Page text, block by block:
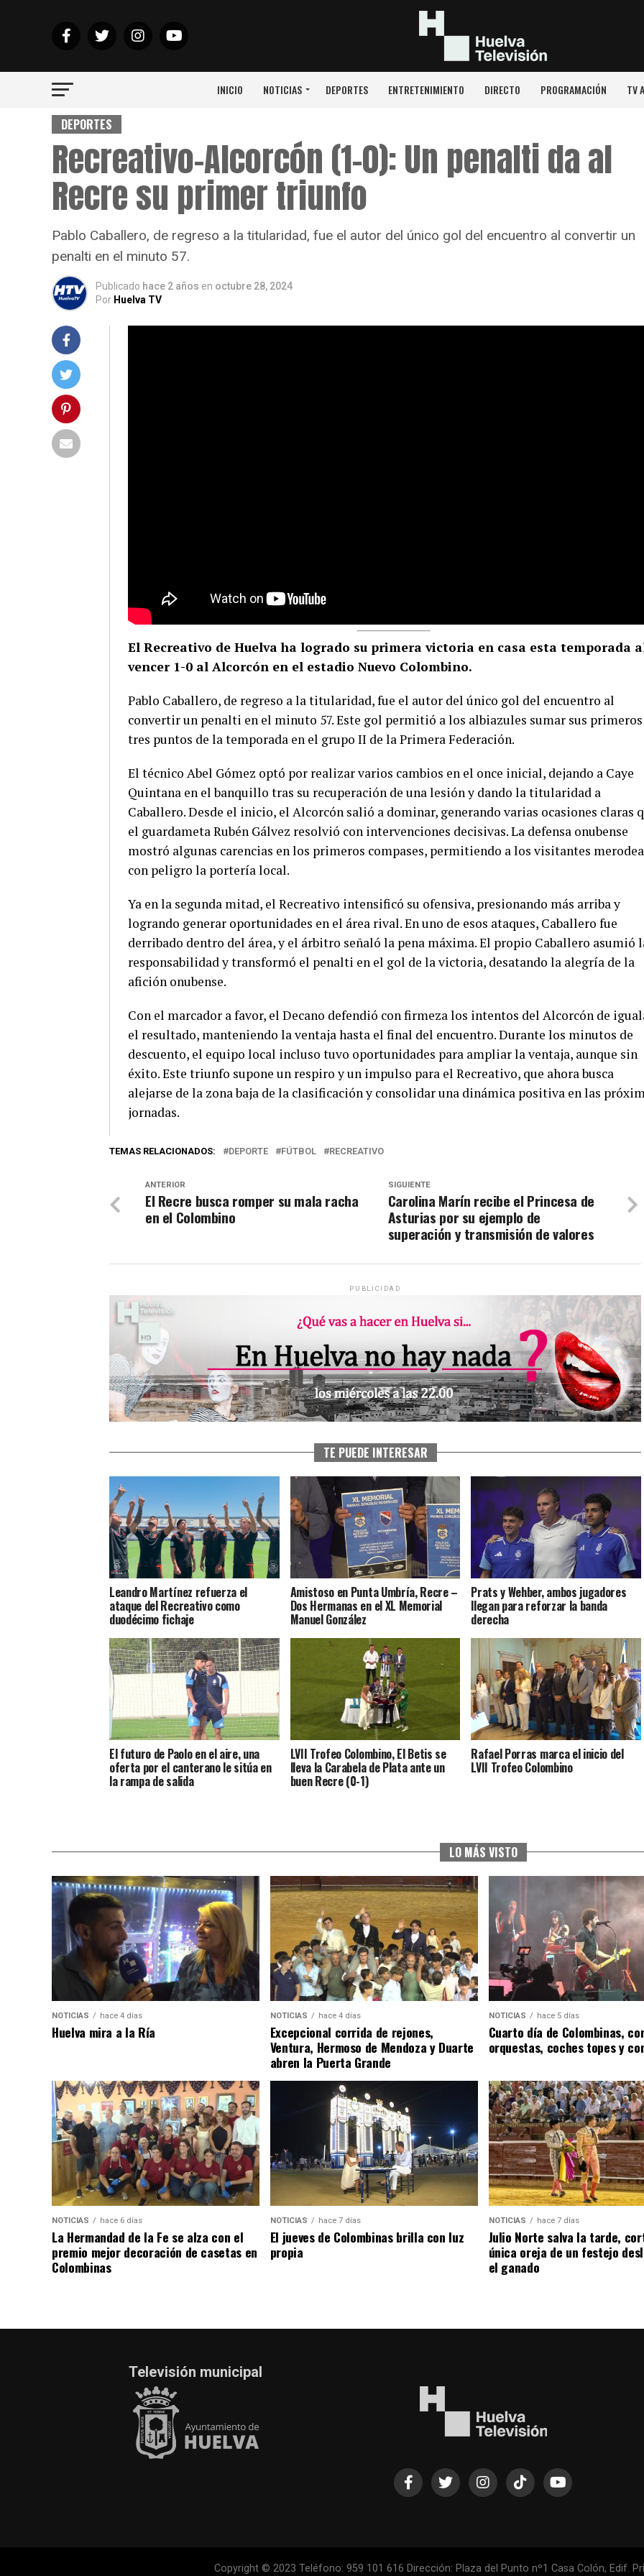
INICIO NOTICIAS DEPORTES ENTRETENIMIENTO DIRECTO PROGRAMACIÓN TV
DEPORTES
Recreativo-Alcorcón (1-0): Un penalti da al
Recre su primer triunfo
Pablo Caballero, de regreso a la titularidad, fue el autor del único gol del encuentro al convertir un
penalti en el minuto 57.
Publicado hace 2 años en octubre 28, 2024
Por Huelva TV
El Recreativo de Huelva ha logrado su primera victoria en casa esta temporada
vencer 1-0 al Alcorcón en el estadio Nuevo Colombino.
Pablo Caballero, de regreso a la titularidad, fue el autor del único gol del encuentro al
convertir un penalti en el minuto 57. Este gol permitió a los albiazules sumar sus primeros
tres puntos de la temporada en el grupo II de la Primera Federación.
El técnico Abel Gómez optó por realizar varios cambios en el once inicial, dejando a Caye
Quintana en el banquillo tras su recuperación de una lesión y dando la titularidad a
Caballero. Desde el inicio, el Alcorcón salió a dominar, generando varias ocasiones claras
el guardameta Rubén Gálvez resolvió con intervenciones decisivas. La defensa onubense
mostró algunas carencias en los primeros compases, permitiendo a los visitantes
con peligro la portería local.
Ya en la segunda mitad, el Recreativo intensificó su ofensiva, presionando más arriba y
logrando generar oportunidades en el área rival. En uno de esos ataques, Caballero fue
derribado dentro del área, y el árbitro señaló la pena máxima. El propio Caballero asumió
responsabilidad y transformó el penalti en el gol de la victoria, desatando la alegría de la
afición onubense.
Con el marcador a favor, el Decano defendió con firmeza los intentos del Alcorcón de
el resultado, manteniendo la ventaja hasta el final del encuentro. Durante los minutos de
descuento, el equipo local incluso tuvo oportunidades para ampliar la ventaja, aunque sin
éxito. Este triunfo supone un respiro y un impulso para el Recreativo, que ahora busca
alejarse de la zona baja de la clasificación y consolidar una dinámica positiva en las
jornadas.
TEMAS RELACIONADOS: DEPORTE FÚTBOL RECREATIVO
SIGUIENTE
Carolina Marín recibe el Princesa de
Asturias por su ejemplo de
superación y transmisión de valores
ANTERIOR
El Recre busca romper su mala racha
en el Colombino
PUBLICIDAD
TE PUEDE INTERESAR
Leandro Martínez refuerza el
ataque del Recreativo como
duodécimo fichaje
Amistoso en Punta Umbría, Recre –
Dos Hermanas en el XL Memorial
Manuel González
Prats y Wehber, ambos jugadores
llegan para reforzar la banda
derecha
El futuro de Paolo en el aire, una
oferta por el canterano le sitúa en
la rampa de salida
LVII Trofeo Colombino, El Betis se
lleva la Carabela de Plata ante un
buen Recre (0-1)
Rafael Porras marca el inicio del
LVII Trofeo Colombino
LO MÁS VISTO
NOTICIAS hace 4 días
Huelva mira a la Ría
NOTICIAS hace 4 días
Excepcional corrida de rejones,
Ventura, Hermoso de Mendoza y Duarte
abren la Puerta Grande
NOTICIAS hace 5 días
Cuarto día de Colombinas,
orquestas, coches topes y
NOTICIAS hace 6 días
La Hermandad de la Fe se alza con el
premio mejor decoración de casetas en
Colombinas
NOTICIAS hace 7 días
El jueves de Colombinas brilla con luz
propia
NOTICIAS hace 7 días
Julio Norte salva la tarde,
única oreja de un festejo
el ganado
Televisión municipal
Copyright © 2023 Teléfono: 959 101 616 Dirección: Plaza del Punto nº1 Casa Colón, Edif.